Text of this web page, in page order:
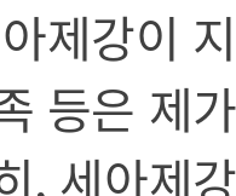
제강이
등은 제
, 세아제